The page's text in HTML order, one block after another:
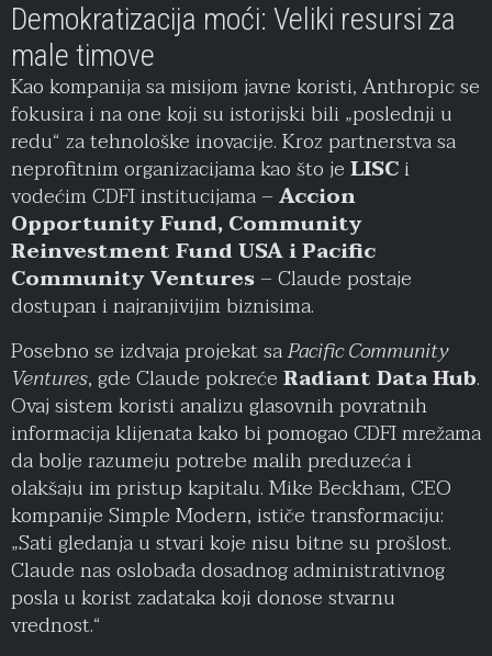
Demokratizacija moći: Veliki resursi za
male timove
Kao kompanija sa misijom javne koristi, Anthropic se
fokusira i na one koji su istorijski bili „poslednji u
redu“ za tehnološke inovacije. Kroz partnerstva sa
neprofitnim organizacijama kao što jeLISCi
vodećim CDFI institucijama –Accion
Opportunity Fund, Community
Reinvestment Fund USA i Pacific
Community Ventures– Claude postaje
dostupan i najranjivijim biznisima.
Posebno se izdvaja projekat saPacific Community
Ventures, gde Claude pokrećeRadiant Data Hub.
Ovaj sistem koristi analizu glasovnih povratnih
informacija klijenata kako bi pomogao CDFI mrežama
da bolje razumeju potrebe malih preduzeća i
olakšaju im pristup kapitalu. Mike Beckham, CEO
kompanije Simple Modern, ističe transformaciju:
„Sati gledanja u stvari koje nisu bitne su prošlost.
Claude nas oslobađa dosadnog administrativnog
posla u korist zadataka koji donose stvarnu
vrednost.“